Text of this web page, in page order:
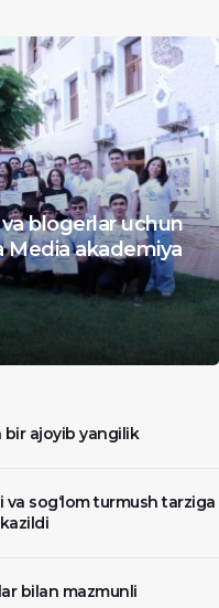
blogerlar uchun
Media akademiya
bir ajoyib yangilik
sog‘lom turmush tarziga
bilan mazmunli